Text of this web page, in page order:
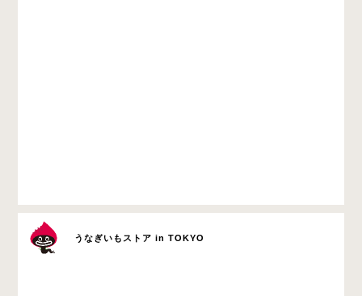
うなぎいもストア in TOKYO